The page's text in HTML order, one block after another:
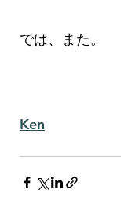
では、また。
Ken